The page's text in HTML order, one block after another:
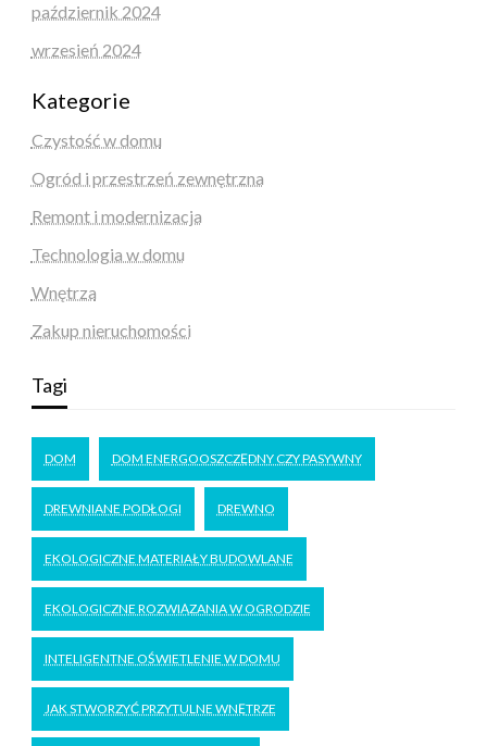
październik 2024
wrzesień 2024
Kategorie
Czystość w domu
Ogród i przestrzeń zewnętrzna
Remont i modernizacja
Technologia w domu
Wnętrza
Zakup nieruchomości
Tagi
DOM DOM ENERGOOSZCZĘDNY CZY PASYWNY
DREWNIANE PODŁOGI DREWNO
EKOLOGICZNE MATERIAŁY BUDOWLANE
EKOLOGICZNE ROZWIĄZANIA W OGRODZIE
INTELIGENTNE OŚWIETLENIE W DOMU
JAK STWORZYĆ PRZYTULNE WNĘTRZE